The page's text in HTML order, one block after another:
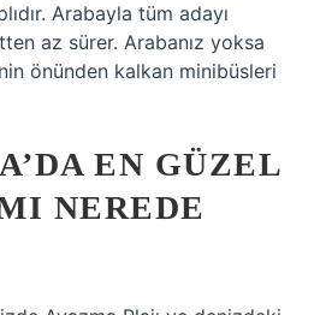
Arabayla tüm adayı
az sürer. Arabanız yoksa
önünden kalkan minibüsleri
EN GÜZEL
NEREDE